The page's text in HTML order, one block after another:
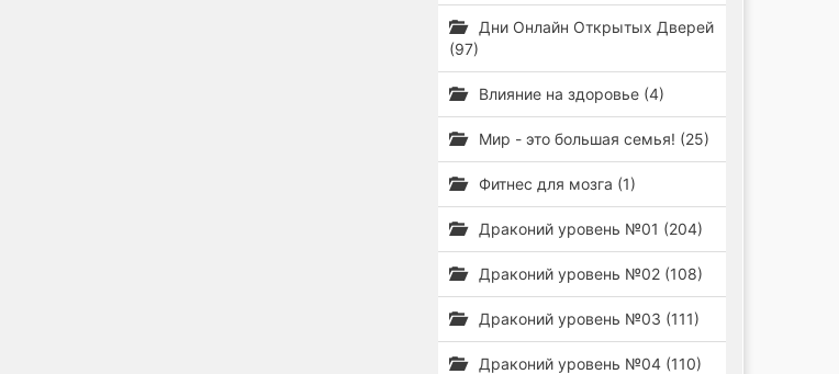
Дни Онлайн Открытых Дверей
(97)
Влияние на здоровье (4)
Мир - это большая семья! (25)
Фитнес для мозга (1)
Драконий уровень №01 (204)
Драконий уровень №02 (108)
Драконий уровень №03 (111)
Драконий уровень №04 (110)